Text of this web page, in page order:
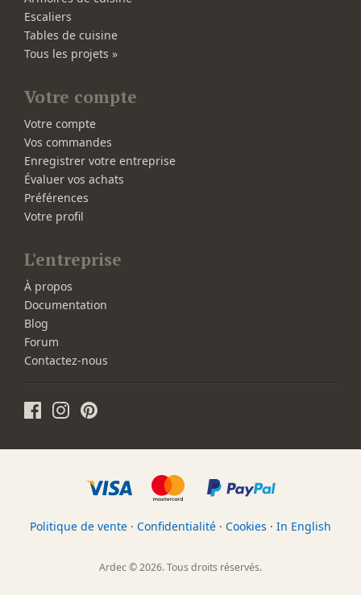
Escaliers
Tables de cuisine
Tous les projets »
Votre compte
Votre compte
Vos commandes
Enregistrer votre entreprise
Évaluer vos achats
Préférences
Votre profil
L'entreprise
À propos
Documentation
Blog
Forum
Contactez-nous
Politique de vente · Confidentialité · Cookies · In English
Ardec © 2026. Tous droits réservés.